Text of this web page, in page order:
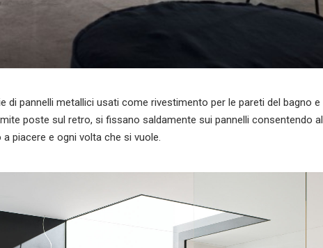
di pannelli metallici usati come rivestimento per le pareti del bagno e
poste sul retro, si fissano saldamente sui pannelli consentendo al
piacere e ogni volta che si vuole.